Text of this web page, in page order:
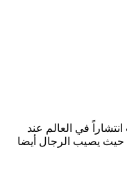
في العالم عند
الحالات. حيث يصيب الرجال أيضا